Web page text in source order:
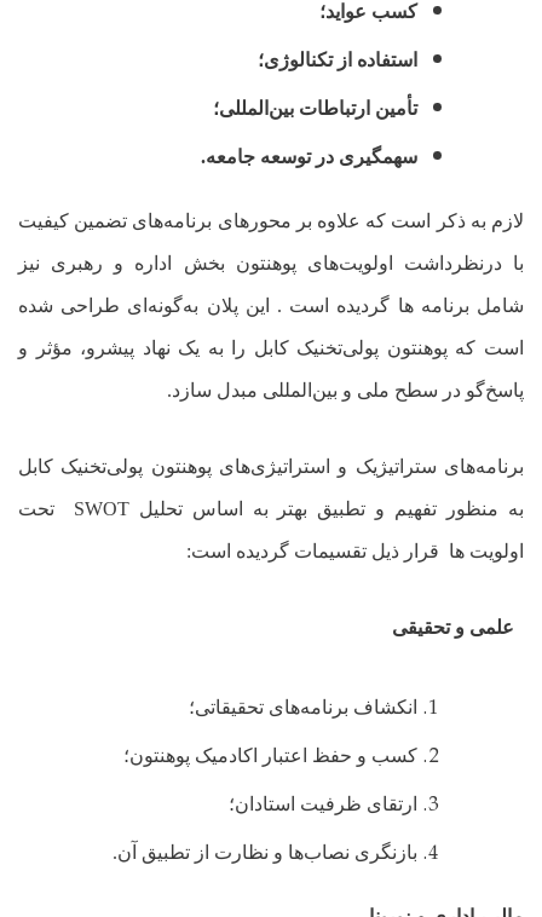
کسب عواید؛
استفاده از تکنالوژی؛
تأمین ارتباطات بین‌المللی؛
سهمگیری در توسعه جامعه.
لازم به ذکر است که علاوه بر محورهای برنامههای تضمین کیفیت
با درنظرداشت اولویتهای پوهنتون بخش اداره و رهبری نیز
شامل برنامه ها گردیده است . این پلان به‌گونه‌ای طراحی شده
است که پوهنتون پولی‌تخنیک کابل را به یک نهاد پیشرو، مؤثر و
پاسخ‌گو در سطح ملی و بین‌المللی مبدل سازد.
برنامه‌های ستراتیژیک و استراتیژیهای پوهنتون پولیتخنیک کابل
به منظور تفهیم و تطبیق بهتر به اساس تحلیلSWOT تحت
اولویت ها قرار ذیل تقسیمات گردیده است:
علمی و تحقیقی
انکشاف برنامههای تحقیقاتی؛
کسب و حفظ اعتبار اکادمیک پوهنتون؛
ارتقای ظرفیت استادان؛
بازنگری نصابها و نظارت از تطبیق آن.